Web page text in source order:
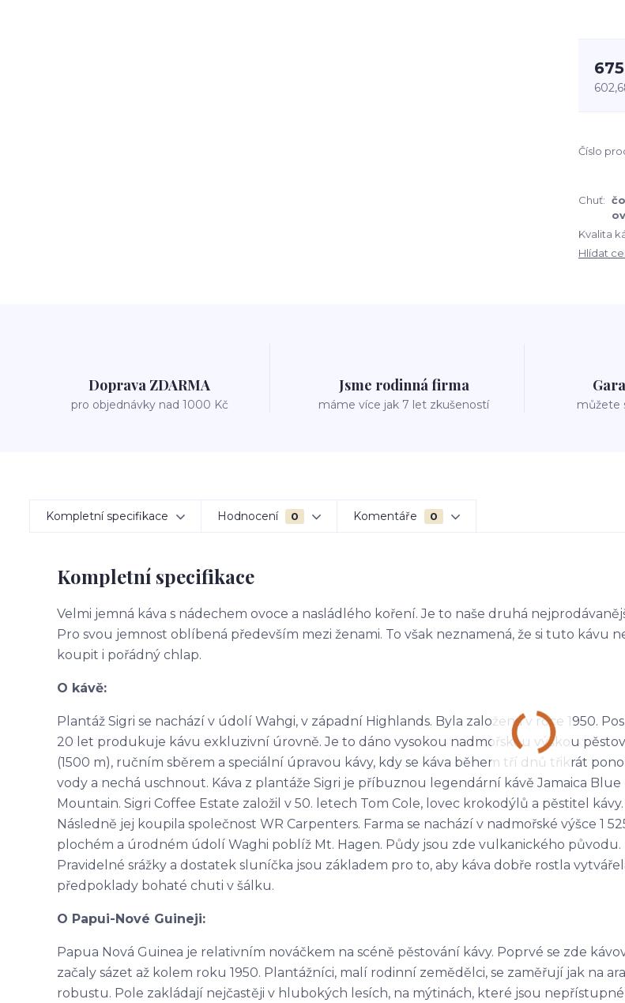
Číslo
Chuť:
Kvalita
Hlídat
Doprava ZDARMA
pro objednávky nad 1000 Kč
Jsme rodinná firma
máme více jak 7 let zkušeností můžete
Kompletní specifikace Hodnocení 0 Komentáře 0
Kompletní specifikace
Velmi jemná káva s nádechem ovoce a nasládlého koření. Je to naše druhá
Pro svou jemnost oblíbená především mezi ženami. To však neznamená, že si tuto kávu
koupit i pořádný chlap.
O kávě:
Plantáž Sigri se nachází v údolí Wahgi, v západní Highlands. Byla založena v roce 1950.
20 let produkuje kávu exkluzivní úrovně. Je to dáno vysokou nadmořskou výškou
(1500 m), ručním sběrem a speciální úpravou kávy, kdy se káva během tří dnů třikrát
vody a nechá uschnout. Káva z plantáže Sigri je příbuznou legendární kávě Jamaica Blue
Mountain. Sigri Coffee Estate založil v 50. letech Tom Cole, lovec krokodýlů a pěstitel kávy.
Následně jej koupila společnost WR Carpenters. Farma se nachází v nadmořské výšce 1
plochém a úrodném údolí Waghi poblíž Mt. Hagen. Půdy jsou zde vulkanického původu.
Pravidelné srážky a dostatek sluníčka jsou základem pro to, aby káva dobře rostla
předpoklady bohaté chuti v šálku.
O Papui-Nové Guineji:
Papua Nová Guinea je relativním nováčkem na scéně pěstování kávy. Poprvé se zde
začaly sázet až kolem roku 1950. Plantážníci, malí rodinní zemědělci, se zaměřují jak na
robustu. Pole zakládají nejčastěji v hlubokých lesích, na mýtinách, které jsou